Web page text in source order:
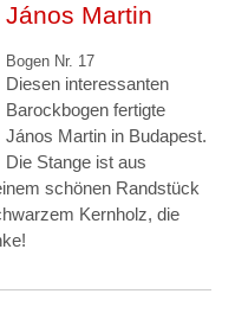
János Martin
Bogen Nr. 17
Diesen interessanten
Barockbogen fertigte
János Martin in Budapest.
Die Stange ist aus
schönen Randstück
Kernholz, die